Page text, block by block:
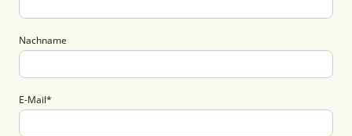
Nachname
E-Mail*